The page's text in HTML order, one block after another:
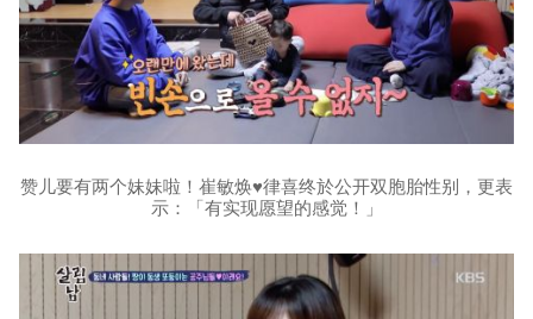
赞儿要有两个妹妹啦！崔敏焕♥律喜终於公开双胞胎性别，更表
示：「有实现愿望的感觉！」